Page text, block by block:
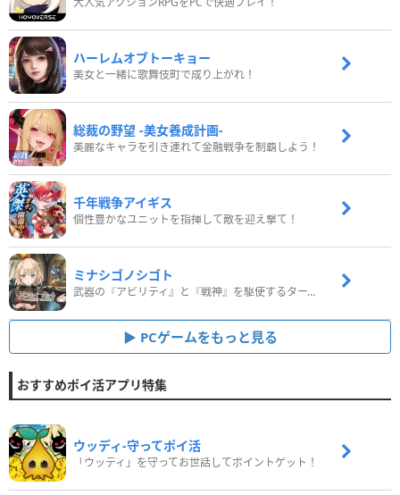
ハーレムオブトーキョー
美女と一緒に歌舞伎町で成り上がれ！
総裁の野望 -美女養成計画-
美麗なキャラを引き連れて金融戦争を制覇しよう！
千年戦争アイギス
個性豊かなユニットを指揮して敵を迎え撃て！
ミナシゴノシゴト
武器の『アビリティ』と『戦神』を駆使するターン制コマンドバトルRPG！
PCゲームをもっと見る
おすすめポイ活アプリ特集
ウッディ‐守ってポイ活
「ウッディ」を守ってお世話してポイントゲット！